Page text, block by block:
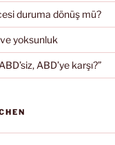
duruma dönüş mü?
yoksunluk
ABD’ye karşı?”